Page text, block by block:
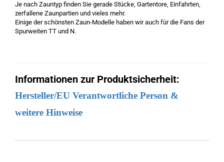
Je nach Zauntyp finden Sie gerade Stücke, Gartentore, Einfahrten,
zerfallene Zaunpartien und vieles mehr.
Einige der schönsten Zaun-Modelle haben wir auch für die Fans der
Spurweiten TT und N.
Informationen zur Produktsicherheit:
Hersteller/EU Verantwortliche Person &
weitere Hinweise